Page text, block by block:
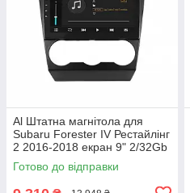
Al Штатна магнітола для
Subaru Forester IV Рестайлінг
2 2016-2018 екран 9" 2/32Gb
4G Wi-Fi GPS Top Android
Готово до відправки